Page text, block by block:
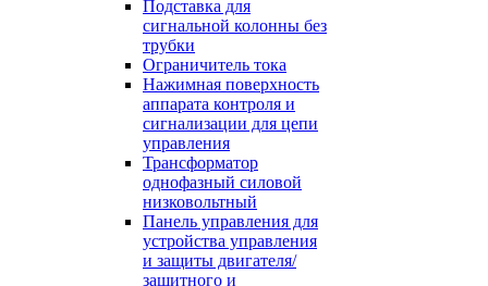
Подставка для
сигнальной колонны без
трубки
Ограничитель тока
Нажимная поверхность
аппарата контроля и
сигнализации для цепи
управления
Трансформатор
однофазный силовой
низковольтный
Панель управления для
устройства управления
и защиты двигателя/
защитного и